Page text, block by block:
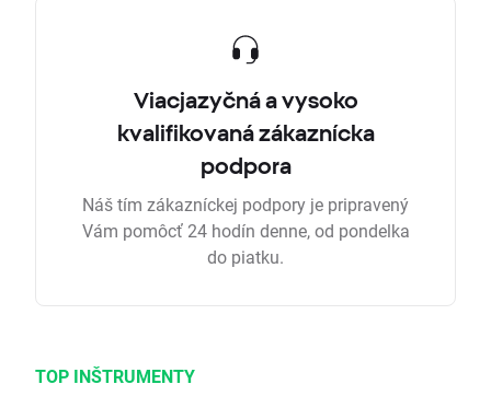
Viacjazyčná a vysoko
kvalifikovaná zákaznícka
podpora
Náš tím zákazníckej podpory je pripravený
Vám pomôcť 24 hodín denne, od pondelka
do piatku.
TOP INŠTRUMENTY